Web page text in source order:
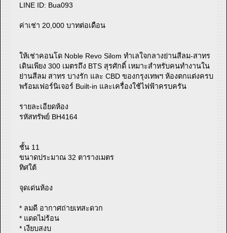
LINE ID: Bua093
ค่าเช่า 20,000 บาทต่อเดือน
ให้เช่าคอนโด Noble Revo Silom ทำเลใจกลางย่านสีลม-สาทร
เดินเพียง 300 เมตรถึง BTS สุรศักดิ์ เหมาะสำหรับคนทำงานใน
ย่านสีลม สาทร บางรัก และ CBD ของกรุงเทพฯ ห้องตกแต่งครบ
พร้อมเฟอร์นิเจอร์ Built-in และเครื่องใช้ไฟฟ้าครบครัน
รายละเอียดห้อง
รหัสทรัพย์ BH4164
ชั้น 11
ขนาดประมาณ 32 ตารางเมตร
ทิศใต้
จุดเด่นห้อง
* ลมดี อากาศถ่ายเทสะดวก
* แดดไม่ร้อน
* เงียบสงบ